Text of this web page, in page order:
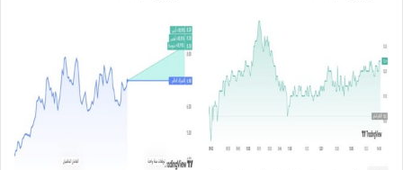
س
ع
و
د
ي